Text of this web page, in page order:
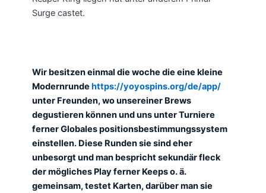
Surge castet.
Wir besitzen einmal die woche die eine kleine
Modernrundehttps://yoyospins.org/de/app/
unter Freunden, wo unsereiner Brews
degustieren können und uns unter Turniere
ferner Globales positionsbestimmungssystem
einstellen. Diese Runden sie sind eher
unbesorgt und man bespricht sekundär fleck
der mögliches Play ferner Keeps o. ä.
gemeinsam, testet Karten, darüber man sie